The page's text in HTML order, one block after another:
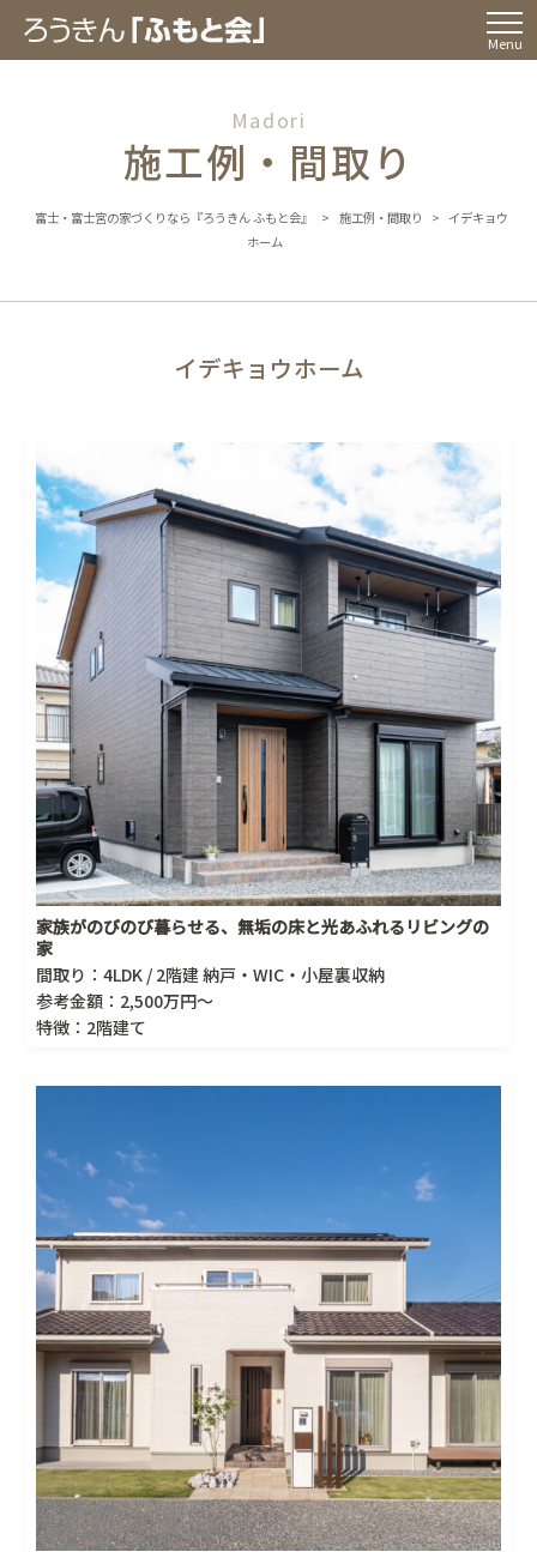
Menu
Madori
施工例・間取り
富士・富士宮の家づくりなら『ろうきん ふもと会』 > 施工例・間取り > イデキョウ
ホーム
イデキョウホーム
家族がのびのび暮らせる、無垢の床と光あふれるリビングの
家
間取り：4LDK / 2階建 納戸・WIC・小屋裏収納
参考金額：2,500万円～
特徴：2階建て